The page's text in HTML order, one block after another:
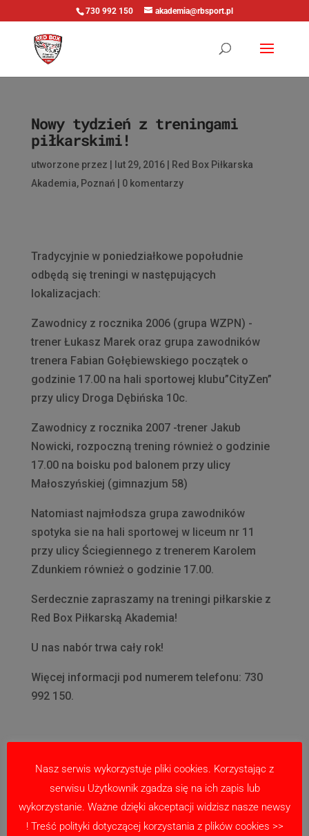
730 992 150 akademia@rbsport.pl
Nowy tydzień z treningami
piłkarskimi!
utworzone przez lut 29, 2016|
Red Box Piłkarska
Akademia, Poznań 0 komentarzy
Tradycyjnie w poniedziałkowe popołudnie
odbędą się treningi w następujących
lokalizacjach:
Zawodnicy z rocznika 2006 (grupa WZPN) -
trener Łukasz Marek oraz grupa zawodników
trenera Fabian Gołębiewskiego początek o
godzinie 17.00 na hali sportowej klubu”CityZen”
przy ulicy Droga Dębińska 10c.
Zawodnicy z rocznika 2007 -trener Jakub
Nowicki, rozpoczną trening również o godzinie
17.00 na boisku pod balonem przy ulicy
Małoszyńskiej (gimnazjum 58)
Natomiast najmłodsza grupa zawodników
spotyka sie na hali sportowej w liceum nr 11
przy ulicy Ściegiennego z trenerem Karolem
Zdunkiem również o godzinie 17.00.
Serdecznie zapraszamy na treningi piłkarskie z
Red Box Piłkarską Akademia!
U nas nabór trwa cały rok!
Więcej informacji pod numerem telefonu: 730
992 150.
Prześlij komentarz
Twój adres email nie zostanie opublikowany.
Wymagane pola są oznaczone*
Nasz serwis wykorzystuje pliki cookies. Korzystając z
serwisu Użytkownik zgadza się na ich zapis lub
wykorzystanie. Ważne dzięki akceptacji widzisz nasze newsy
! Treść polityki dotyczącej korzystania z plików cookies >>